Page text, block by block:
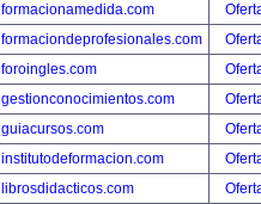
formacionamedida.com
formaciondeprofesionales.com
foroingles.com
gestionconocimientos.com
guiacursos.com
institutodeformacion.com
librosdidacticos.com